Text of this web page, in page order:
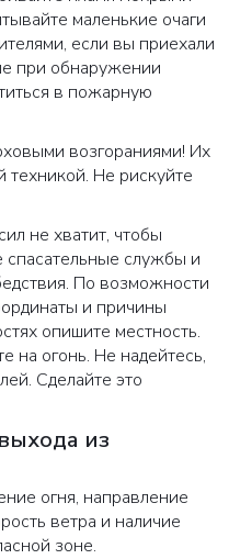
маленькие очаги
если вы приехали
при обнаружении
в пожарную
возгораниями! Их
техникой. Не рискуйте
не хватит, чтобы
спасательные службы и
По возможности
и причины
опишите местность.
на огонь. Не надейтесь,
Сделайте это
из
огня, направление
ветра и наличие
зоне.